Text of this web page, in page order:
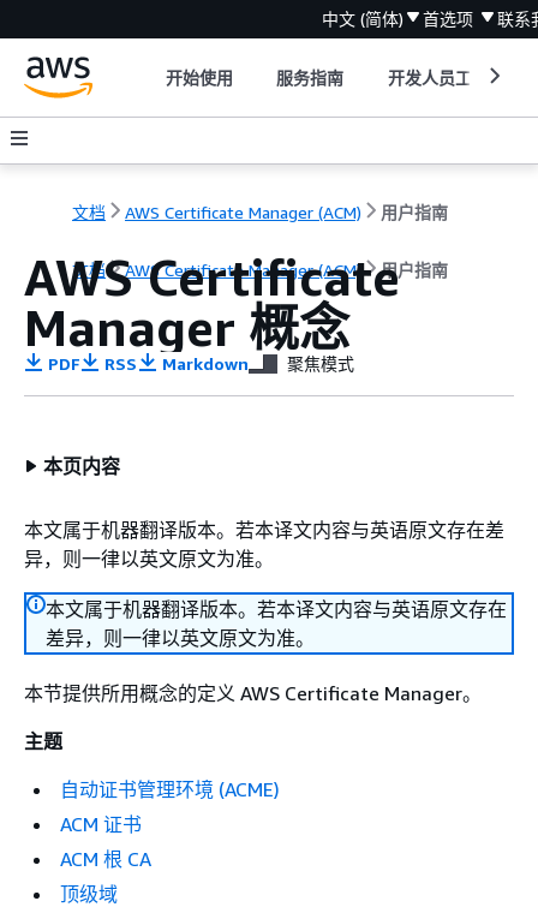
中文 (简体) 首选项 联系
开始使用 服务指南 开发人员工具
文档 AWS Certificate Manager (ACM) 用户指南
文档 AWS Certificate Manager (ACM) 用户指南
AWS Certificate
Manager 概念
PDF RSS Markdown 聚焦模式
本页内容
本文属于机器翻译版本。若本译文内容与英语原文存在差
异，则一律以英文原文为准。
本文属于机器翻译版本。若本译文内容与英语原文存在
差异，则一律以英文原文为准。
本节提供所用概念的定义 AWS Certificate Manager。
主题
自动证书管理环境 (ACME)
ACM 证书
ACM 根 CA
顶级域